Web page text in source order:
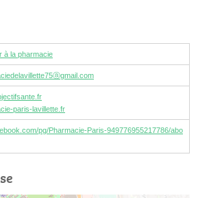
à la pharmacie
paris-lavillette.fr
pg/Pharmacie-Paris-949776955217786/abo